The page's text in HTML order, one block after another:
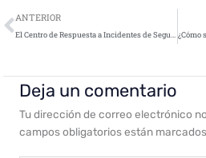
Ant
ANTERIOR
El Centro de Respuesta a Incidentes de Seguridad para ciudadanos y empresas pasa a denominarse INCIBE-CERT
Deja un comentario
Tu dirección de correo electrónico
campos obligatorios están